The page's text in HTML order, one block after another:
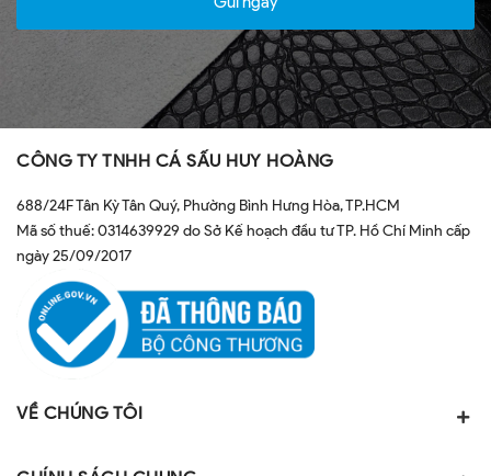
CÔNG TY TNHH CÁ SẤU HUY HOÀNG
688/24F Tân Kỳ Tân Quý, Phường Bình Hưng Hòa, TP.HCM
Mã số thuế: 0314639929 do Sở Kế hoạch đầu tư TP. Hồ Chí Minh cấp
ngày 25/09/2017
VỀ CHÚNG TÔI